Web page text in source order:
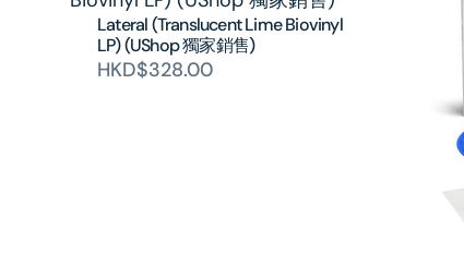
Lateral (Translucent Lime Biovinyl
LP) (UShop 獨家銷售)
HKD$328.00